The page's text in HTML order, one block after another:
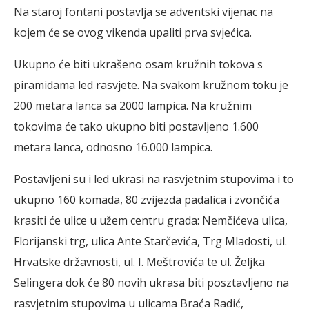
Na staroj fontani postavlja se adventski vijenac na
kojem će se ovog vikenda upaliti prva svjećica.
Ukupno će biti ukrašeno osam kružnih tokova s
piramidama led rasvjete. Na svakom kružnom toku je
200 metara lanca sa 2000 lampica. Na kružnim
tokovima će tako ukupno biti postavljeno 1.600
metara lanca, odnosno 16.000 lampica.
Postavljeni su i led ukrasi na rasvjetnim stupovima i to
ukupno 160 komada, 80 zvijezda padalica i zvončića
krasiti će ulice u užem centru grada: Nemčićeva ulica,
Florijanski trg, ulica Ante Starčevića, Trg Mladosti, ul.
Hrvatske državnosti, ul. I. Meštrovića te ul. Željka
Selingera dok će 80 novih ukrasa biti posztavljeno na
rasvjetnim stupovima u ulicama Braća Radić,